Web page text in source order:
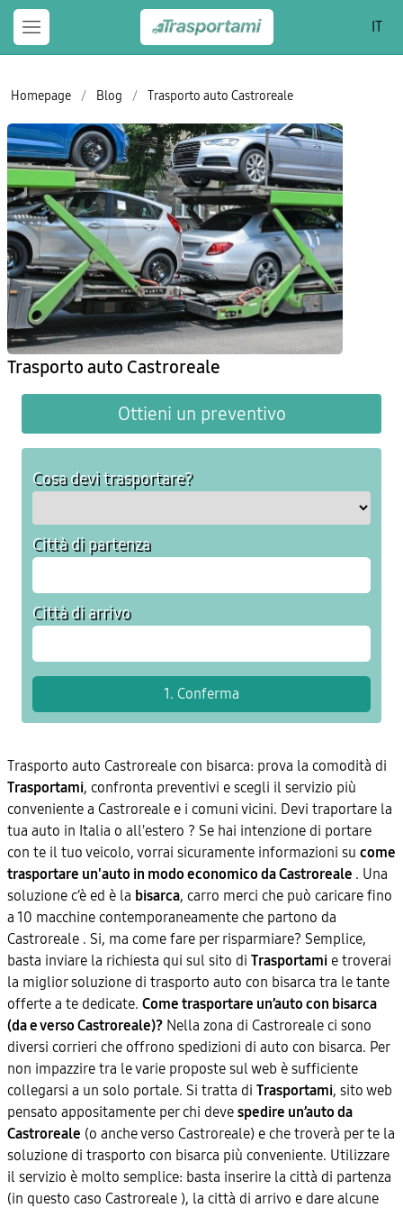
IT
Homepage / Blog / Trasporto auto Castroreale
Trasporto auto Castroreale
Ottieni un preventivo
Cosa devi trasportare?
Città di partenza
Città di arrivo
Trasporto auto Castroreale con bisarca: prova la comodità di
Trasportami, confronta preventivi e scegli il servizio più
conveniente a Castroreale e i comuni vicini. Devi traportare la
tua auto in Italia o all'estero ? Se hai intenzione di portare
con te il tuo veicolo, vorrai sicuramente informazioni su come
trasportare un'auto in modo economico da Castroreale . Una
soluzione c’è ed è la bisarca, carro merci che può caricare fino
a 10 macchine contemporaneamente che partono da
Castroreale . Si, ma come fare per risparmiare? Semplice,
basta inviare la richiesta qui sul sito di Trasportami e troverai
la miglior soluzione di trasporto auto con bisarca tra le tante
offerte a te dedicate. Come trasportare un’auto con bisarca
(da e verso Castroreale)? Nella zona di Castroreale ci sono
diversi corrieri che offrono spedizioni di auto con bisarca. Per
non impazzire tra le varie proposte sul web è sufficiente
collegarsi a un solo portale. Si tratta di Trasportami, sito web
pensato appositamente per chi deve spedire un’auto da
Castroreale (o anche verso Castroreale) e che troverà per te la
soluzione di trasporto con bisarca più conveniente. Utilizzare
il servizio è molto semplice: basta inserire la città di partenza
(in questo caso Castroreale ), la città di arrivo e dare alcune